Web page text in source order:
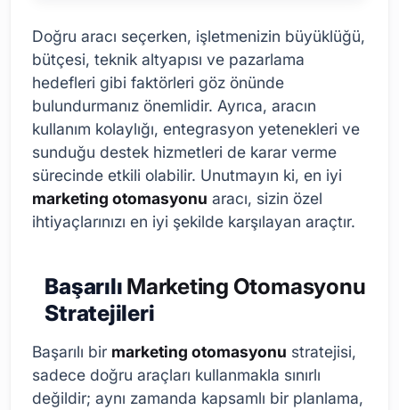
Doğru aracı seçerken, işletmenizin büyüklüğü,
bütçesi, teknik altyapısı ve pazarlama
hedefleri gibi faktörleri göz önünde
bulundurmanız önemlidir. Ayrıca, aracın
kullanım kolaylığı, entegrasyon yetenekleri ve
sunduğu destek hizmetleri de karar verme
sürecinde etkili olabilir. Unutmayın ki, en iyi
marketing otomasyonu aracı, sizin özel
ihtiyaçlarınızı en iyi şekilde karşılayan araçtır.
Başarılı Marketing Otomasyonu
Stratejileri
Başarılı bir marketing otomasyonu stratejisi,
sadece doğru araçları kullanmakla sınırlı
değildir; aynı zamanda kapsamlı bir planlama,